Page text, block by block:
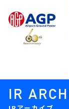
IR